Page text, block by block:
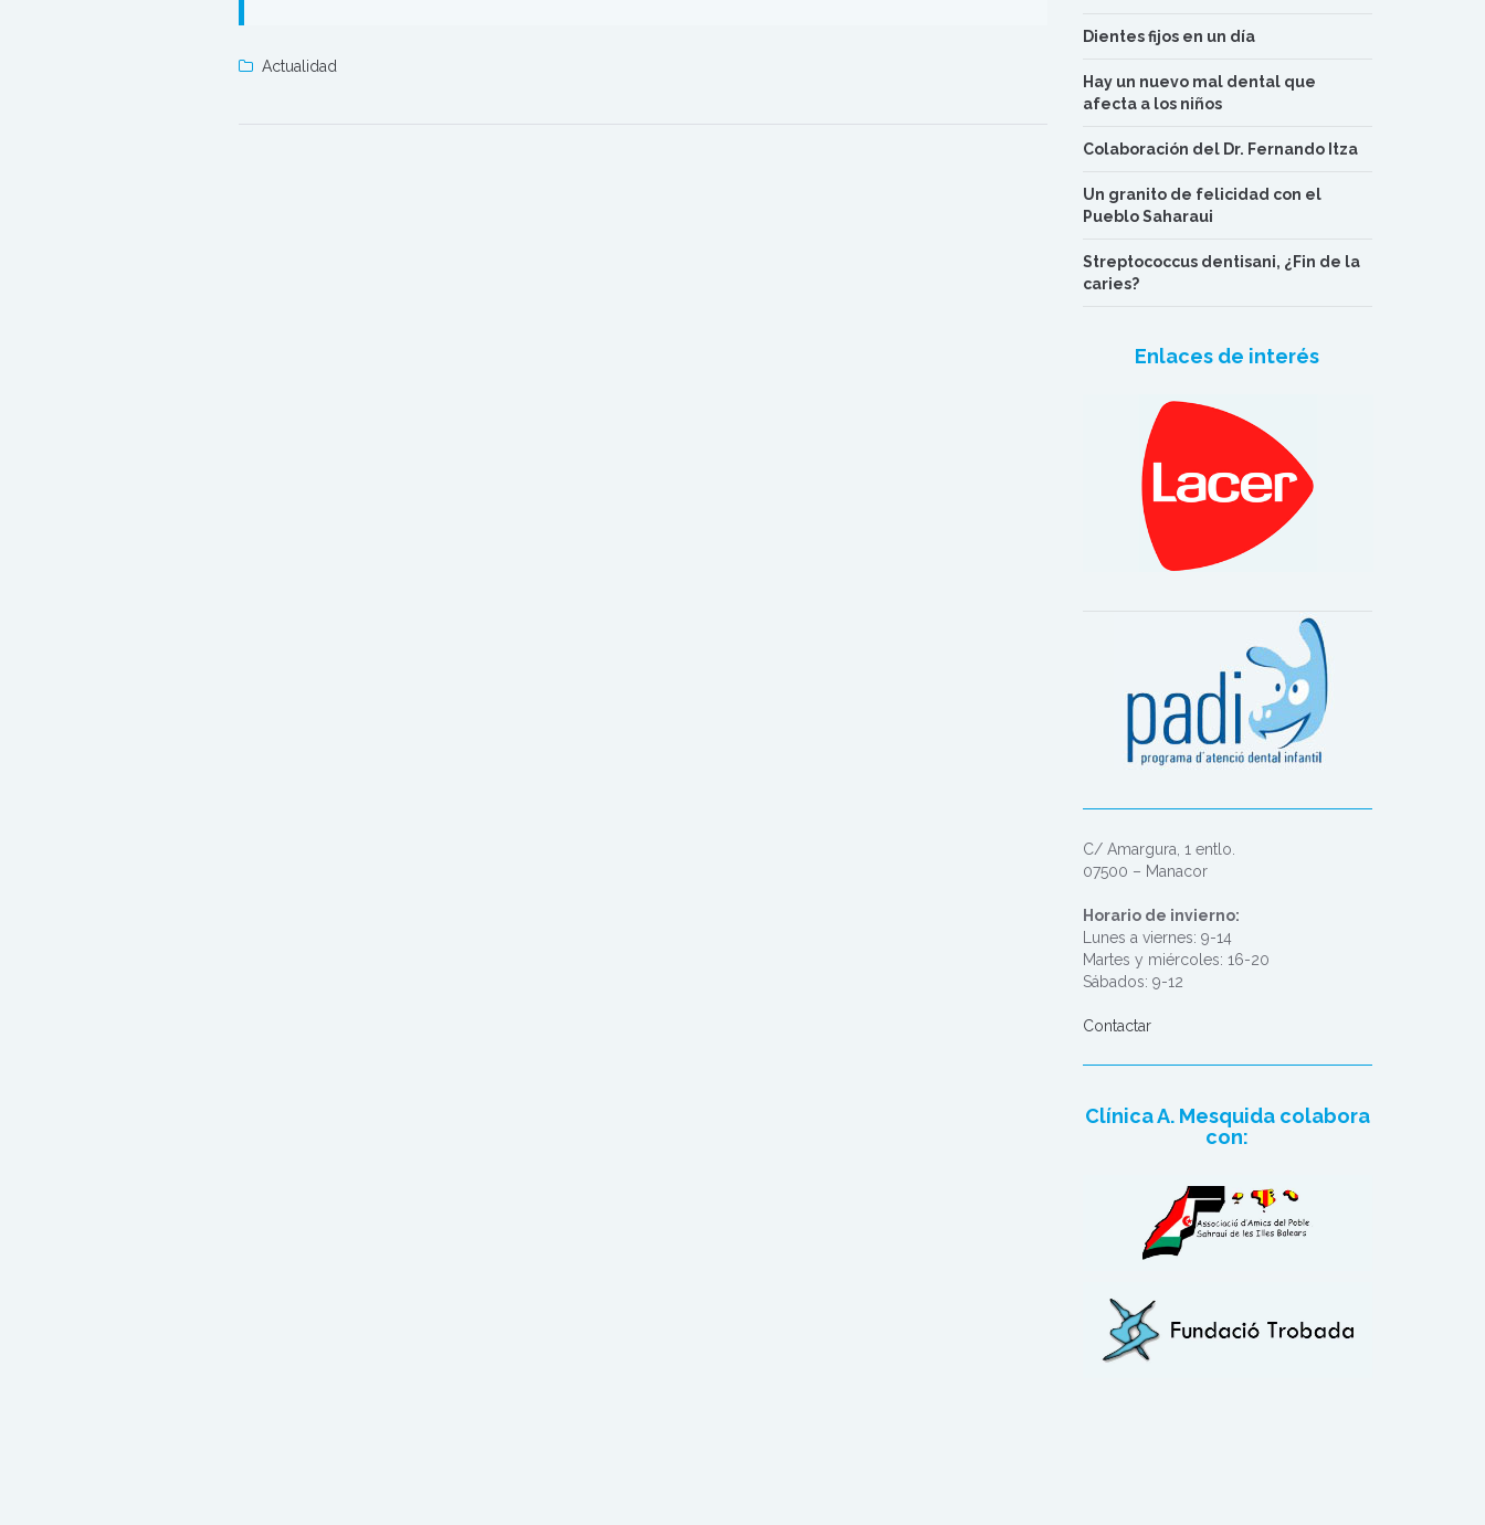
Actualidad
Dientes fijos en un día
Hay un nuevo mal dental que
afecta a los niños
Colaboración del Dr. Fernando Itza
Un granito de felicidad con el
Pueblo Saharaui
Streptococcus dentisani, ¿Fin de la
caries?
Enlaces de interés
C/ Amargura, 1 entlo.
07500 – Manacor
Horario de invierno:
Lunes a viernes: 9-14
Martes y miércoles: 16-20
Sábados: 9-12
Contactar
Clínica A. Mesquida colabora
con: